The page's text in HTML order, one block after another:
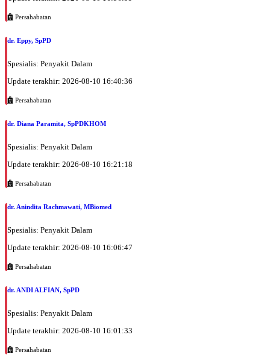
Persahabatan
dr. Eppy, SpPD
Spesialis: Penyakit Dalam
Update terakhir: 2026-08-10 16:40:36
Persahabatan
dr. Diana Paramita, SpPDKHOM
Spesialis: Penyakit Dalam
Update terakhir: 2026-08-10 16:21:18
Persahabatan
dr. Anindita Rachmawati, MBiomed
Spesialis: Penyakit Dalam
Update terakhir: 2026-08-10 16:06:47
Persahabatan
dr. ANDI ALFIAN, SpPD
Spesialis: Penyakit Dalam
Update terakhir: 2026-08-10 16:01:33
Persahabatan